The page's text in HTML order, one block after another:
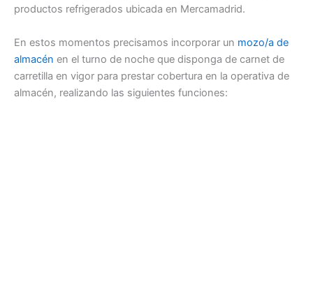
productos refrigerados ubicada en Mercamadrid.
En estos momentos precisamos incorporar un mozo/a de
almacén en el turno de noche que disponga de carnet de
carretilla en vigor para prestar cobertura en la operativa de
almacén, realizando las siguientes funciones: